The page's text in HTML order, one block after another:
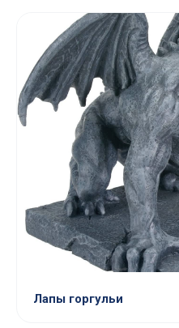
Лапы горгульи